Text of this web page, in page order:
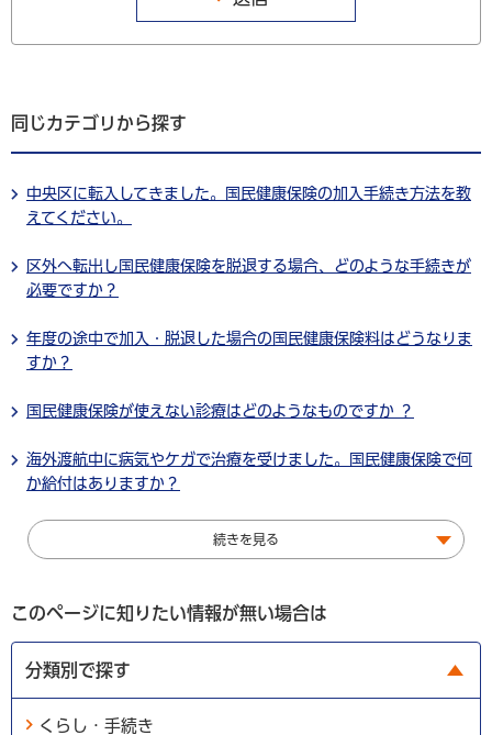
同じカテゴリから探す
中央区に転入してきました。国民健康保険の加入手続き方法を教
えてください。
区外へ転出し国民健康保険を脱退する場合、どのような手続きが
必要ですか？
年度の途中で加入・脱退した場合の国民健康保険料はどうなりま
すか？
国民健康保険が使えない診療はどのようなものですか ？
海外渡航中に病気やケガで治療を受けました。国民健康保険で何
か給付はありますか？
続きを見る
このページに知りたい情報が無い場合は
分類別で探す
くらし・手続き